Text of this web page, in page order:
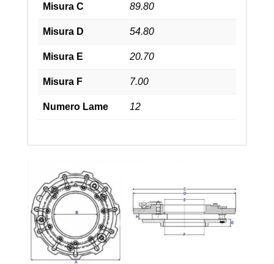
Misura C 89.80
Misura D 54.80
Misura E 20.70
Misura F 7.00
Numero Lame 12